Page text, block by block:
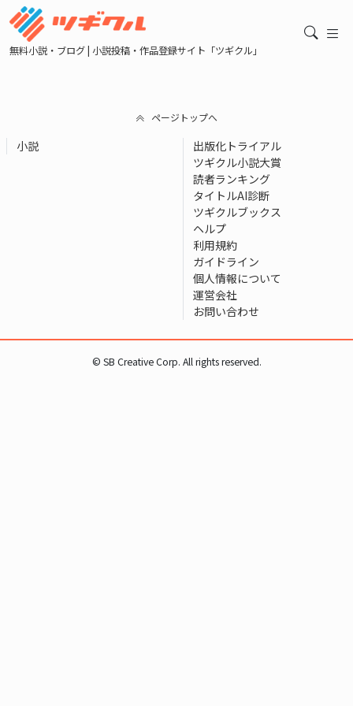
無料小説・ブログ | 小説投稿・作品登録サイト「ツギクル」
ページトップへ
小説
出版化トライアル
ツギクル小説大賞
読者ランキング
タイトルAI診断
ツギクルブックス
ヘルプ
利用規約
ガイドライン
個人情報について
運営会社
お問い合わせ
© SB Creative Corp. All rights reserved.